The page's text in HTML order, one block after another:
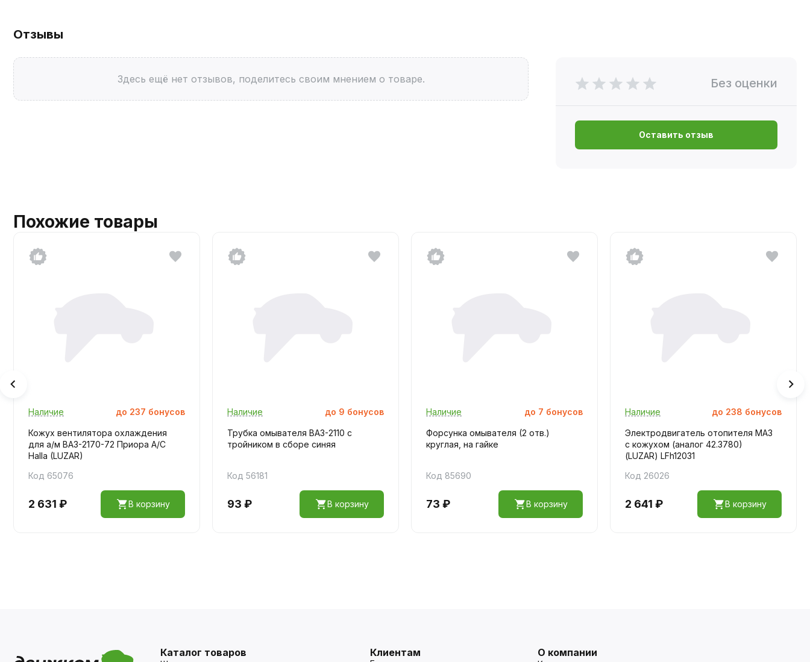
Отзывы
Здесь ещё нет отзывов, поделитесь своим мнением о товаре. Без оценки
Оставить отзыв
Похожие товары
Наличие до 237 бонусов
Кожух вентилятора охлаждения
для а/м ВАЗ-2170-72 Приора А/С
Halla (LUZAR)
Код 65076
2 631 ₽ В корзину
Наличие до 9 бонусов
Трубка омывателя ВАЗ-2110 с
тройником в сборе синяя
Код 56181
93 ₽ В корзину
Наличие до 7 бонусов
Форсунка омывателя (2 отв.)
круглая, на гайке
Код 85690
73 ₽ В корзину
Наличие до 238 бонусов
Электродвигатель отопителя МАЗ
с кожухом (аналог 42.3780)
(LUZAR) LFh12031
Код 26026
2 641 ₽ В корзину
Каталог товаров Клиентам О компании